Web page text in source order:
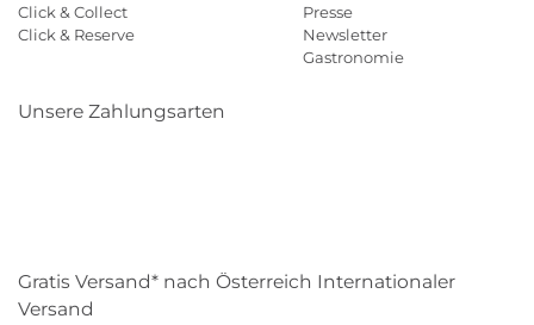
Click & Collect
Click & Reserve
Presse
Newsletter
Gastronomie
Unsere Zahlungsarten
Gratis Versand* nach Österreich Internationaler
Versand